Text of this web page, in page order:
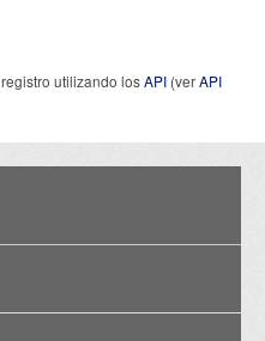
utilizando losAPI (verAPI